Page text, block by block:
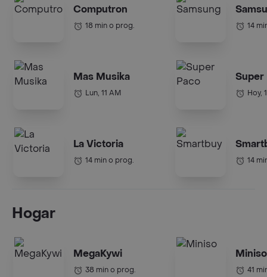
Computron
18 min o prog.
Mas Musika
Lun, 11 AM
La Victoria
14 min o prog.
14
Super
Hoy,
14
Hogar
MegaKywi
38 min o prog.
Miniso
41